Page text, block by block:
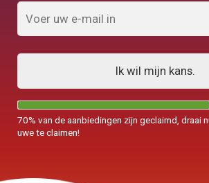
Ik wil mijn kans.
70% van de aanbiedingen zijn geclaimd, draai
uwe te claimen!